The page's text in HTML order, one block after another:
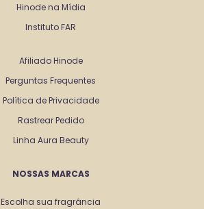
Hinode na Mídia
Instituto FAR
Afiliado Hinode
Perguntas Frequentes
Política de Privacidade
Rastrear Pedido
Linha Aura Beauty
NOSSAS MARCAS
Escolha sua fragrância